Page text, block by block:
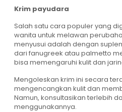
Krim payudara
Salah satu cara populer yang
wanita untuk melawan
menyusui adalah dengan
dari fanugreek atau palmetto
bisa memengaruhi kulit dan
Mengoleskan krim ini secara
mengencangkan kulit dan
Namun, konsultasikan terlebih
menggunakannya.